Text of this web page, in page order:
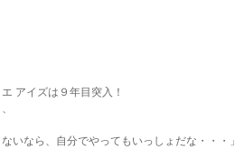
アイズは９年目突入！
ないなら、自分でやってもいっしょだな ・・